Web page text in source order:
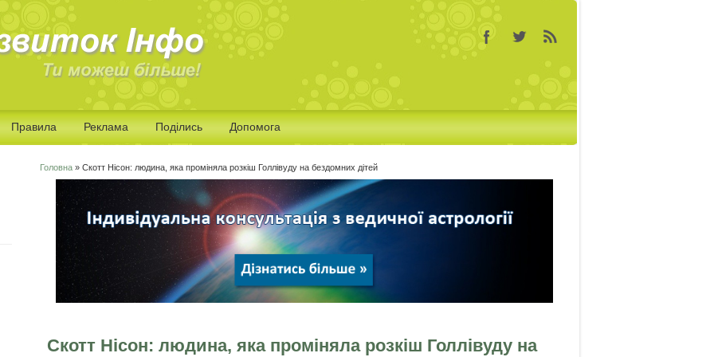
Правила Реклама Поділись Допомога
Ви є тут
Головна» Скотт Нісон: людина, яка проміняла розкіш Голлівуду на бездомних дітей
Скотт Нісон: людина, яка проміняла розкіш Голлівуду на